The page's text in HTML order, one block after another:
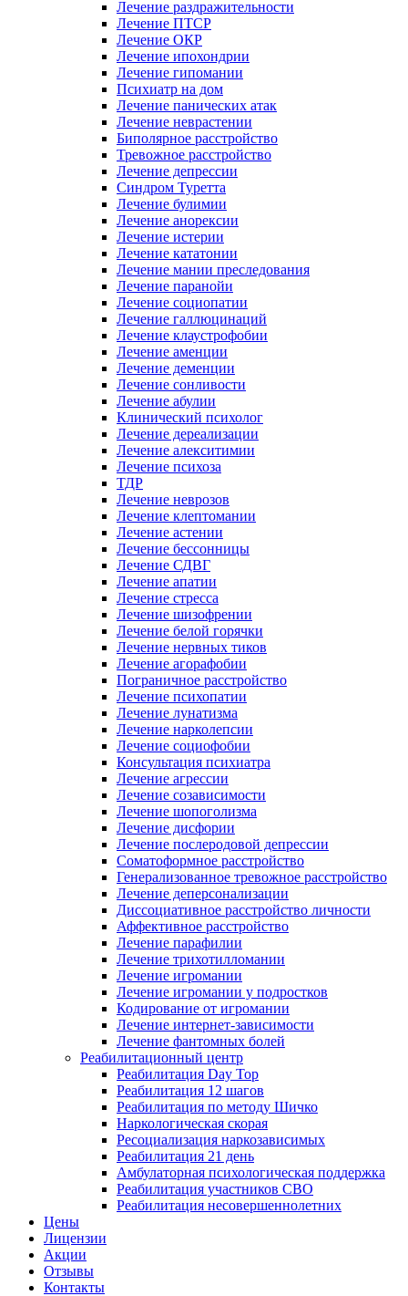
Лечение раздражительности
Лечение ПТСР
Лечение ОКР
Лечение ипохондрии
Лечение гипомании
Психиатр на дом
Лечение панических атак
Лечение неврастении
Биполярное расстройство
Тревожное расстройство
Лечение депрессии
Синдром Туретта
Лечение булимии
Лечение анорексии
Лечение истерии
Лечение кататонии
Лечение мании преследования
Лечение паранойи
Лечение социопатии
Лечение галлюцинаций
Лечение клаустрофобии
Лечение аменции
Лечение деменции
Лечение сонливости
Лечение абулии
Клинический психолог
Лечение дереализации
Лечение алекситимии
Лечение психоза
ТДР
Лечение неврозов
Лечение клептомании
Лечение астении
Лечение бессонницы
Лечение СДВГ
Лечение апатии
Лечение стресса
Лечение шизофрении
Лечение белой горячки
Лечение нервных тиков
Лечение агорафобии
Пограничное расстройство
Лечение психопатии
Лечение лунатизма
Лечение нарколепсии
Лечение социофобии
Консультация психиатра
Лечение агрессии
Лечение созависимости
Лечение шопоголизма
Лечение дисфории
Лечение послеродовой депрессии
Соматоформное расстройство
Генерализованное тревожное расстройство
Лечение деперсонализации
Диссоциативное расстройство личности
Аффективное расстройство
Лечение парафилии
Лечение трихотилломании
Лечение игромании
Лечение игромании у подростков
Кодирование от игромании
Лечение интернет-зависимости
Лечение фантомных болей
Реабилитационный центр
Реабилитация Day Top
Реабилитация 12 шагов
Реабилитация по методу Шичко
Наркологическая скорая
Ресоциализация наркозависимых
Реабилитация 21 день
Амбулаторная психологическая поддержка
Реабилитация участников СВО
Реабилитация несовершеннолетних
Цены
Лицензии
Акции
Отзывы
Контакты